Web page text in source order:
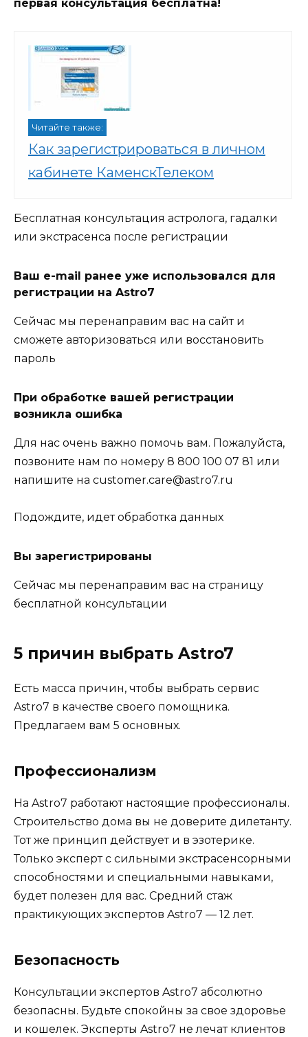
первая консультация бесплатна!
Читайте также:
Как зарегистрироваться в личном
кабинете КаменскТелеком
Бесплатная консультация астролога, гадалки
или экстрасенса после регистрации
Ваш e-mail ранее уже использовался для
регистрации на Astro7
Сейчас мы перенаправим вас на сайт и
сможете авторизоваться или восстановить
пароль
При обработке вашей регистрации
возникла ошибка
Для нас очень важно помочь вам. Пожалуйста,
позвоните нам по номеру 8 800 100 07 81 или
напишите на customer.care@astro7.ru
Подождите, идет обработка данных
Вы зарегистрированы
Сейчас мы перенаправим вас на страницу
бесплатной консультации
5 причин выбрать Astro7
Есть масса причин, чтобы выбрать сервис
Astro7 в качестве своего помощника.
Предлагаем вам 5 основных.
Профессионализм
На Astro7 работают настоящие профессионалы.
Строительство дома вы не доверите дилетанту.
Тот же принцип действует и в эзотерике.
Только эксперт c сильными экстрасенсорными
способностями и специальными навыками,
будет полезен для вас. Средний стаж
практикующих экспертов Astro7 — 12 лет.
Безопасность
Консультации экспертов Astro7 абсолютно
безопасны. Будьте спокойны за свое здоровье
и кошелек. Эксперты Astro7 не лечат клиентов